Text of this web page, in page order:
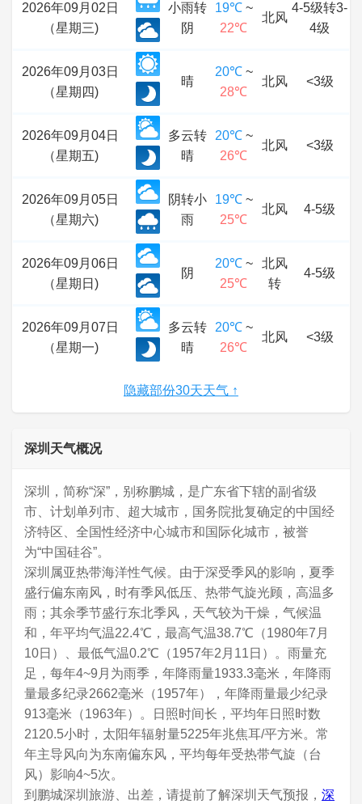
2026年09月02日
（星期三)
小雨转
阴
19℃~
22℃
北风
4-5级转3-
4级
2026年09月03日
（星期四)
晴
20℃~
28℃
北风 <3级
2026年09月04日
（星期五)
多云转
晴
20℃~
26℃
北风 <3级
2026年09月05日
（星期六)
阴转小
雨
19℃~
25℃
北风 4-5级
2026年09月06日
（星期日)
阴
20℃~
25℃
北风
转
4-5级
2026年09月07日
（星期一)
多云转
晴
20℃~
26℃
北风 <3级
隐藏部份30天天气 ↑
深圳天气概况
深圳，简称“深”，别称鹏城，是广东省下辖的副省级
市、计划单列市、超大城市，国务院批复确定的中国经
济特区、全国性经济中心城市和国际化城市，被誉
为“中国硅谷”。
深圳属亚热带海洋性气候。由于深受季风的影响，夏季
盛行偏东南风，时有季风低压、热带气旋光顾，高温多
雨；其余季节盛行东北季风，天气较为干燥，气候温
和，年平均气温22.4℃，最高气温38.7℃（1980年7月
10日）、最低气温0.2℃（1957年2月11日）。雨量充
足，每年4~9月为雨季，年降雨量1933.3毫米，年降雨
量最多纪录2662毫米（1957年），年降雨量最少纪录
913毫米（1963年）。日照时间长，平均年日照时数
2120.5小时，太阳年辐射量5225年兆焦耳/平方米。常
年主导风向为东南偏东风，平均每年受热带气旋（台
风）影响4~5次。
到鹏城深圳旅游、出差，请提前了解深圳天气预报， 深